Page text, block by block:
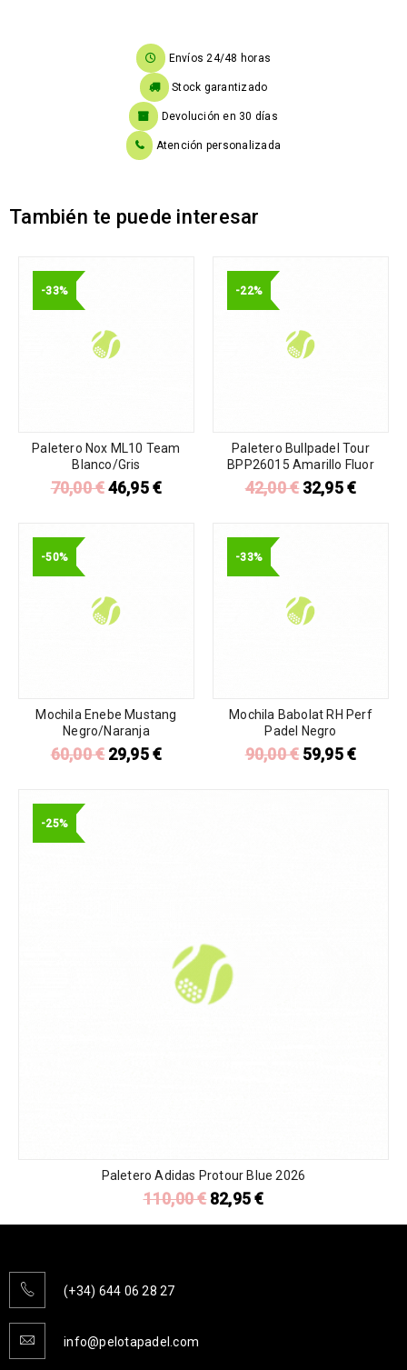
Envíos 24/48 horas
Stock garantizado
Devolución en 30 días
Atención personalizada
También te puede interesar
-33%
Paletero Nox ML10 Team
Blanco/Gris
70,00€46,95€
-22%
Paletero Bullpadel Tour
BPP26015 Amarillo Fluor
42,00€ 32,95€
-50%
Mochila Enebe Mustang
Negro/Naranja
60,00€ 29,95€
-33%
Mochila Babolat RH Perf
Padel Negro
90,00€ 59,95€
-25%
Paletero Adidas Protour Blue 2026
110,00€ 82,95€
(+34) 644 06 28 27
info@pelotapadel.com